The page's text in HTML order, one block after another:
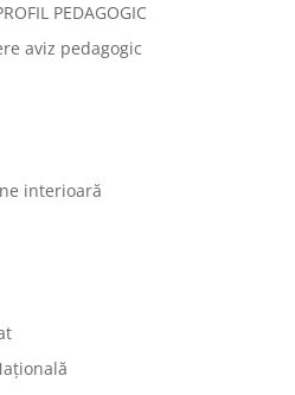
PEDAGOGIC
aviz pedagogic
interioară